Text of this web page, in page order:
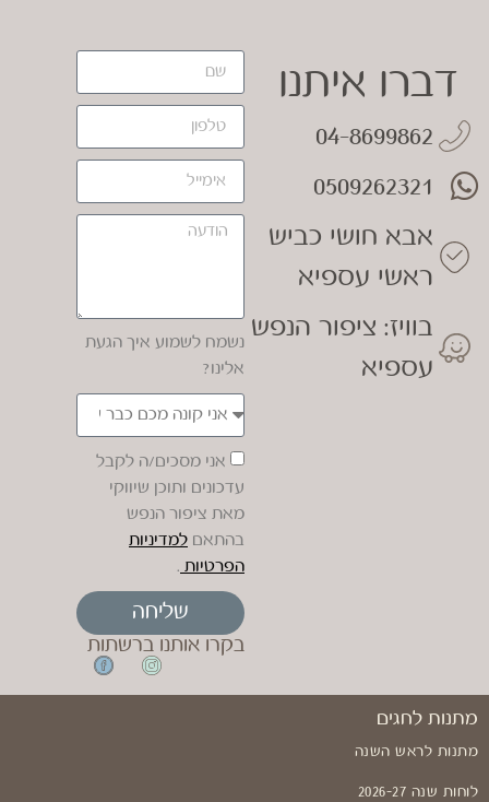
דברו איתנו
04-8699862
0509262321
אבא חושי כביש
ראשי עספיא
בוויז: ציפור הנפש
עספיא
נשמח לשמוע איך הגעת
אלינו?
אני מסכים/ה לקבל
עדכונים ותוכן שיווקי
מאת ציפור הנפש
בהתאם למדיניות
הפרטיות .
שליחה
בקרו אותנו ברשתות
מתנות לחגים
מתנות לראש השנה
לוחות שנה 2026-27